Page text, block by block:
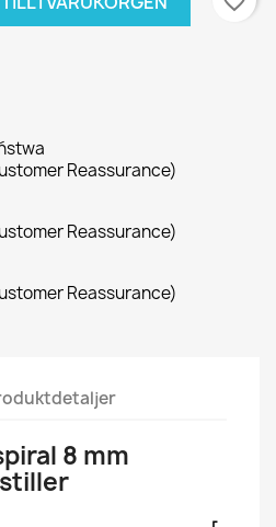
Reassurance)
Reassurance)
Reassurance)
8 mm